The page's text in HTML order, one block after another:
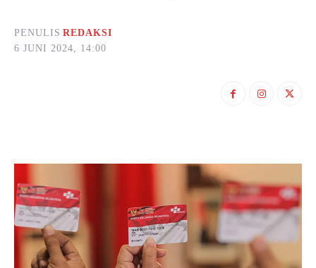
PENULIS REDAKSI
6 JUNI 2024, 14:00